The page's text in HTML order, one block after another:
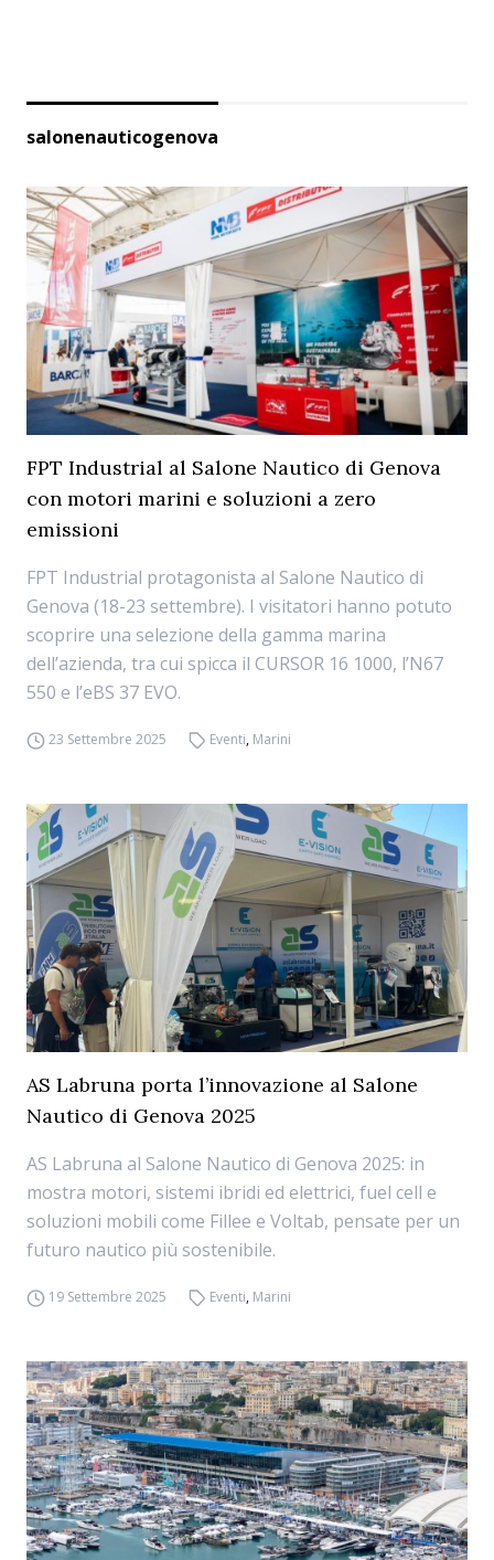
salonenauticogenova
FPT Industrial al Salone Nautico di Genova
con motori marini e soluzioni a zero
emissioni
FPT Industrial protagonista al Salone Nautico di
Genova (18-23 settembre). I visitatori hanno potuto
scoprire una selezione della gamma marina
dell’azienda, tra cui spicca il CURSOR 16 1000, l’N67
550 e l’eBS 37 EVO.
23 Settembre 2025 Eventi, Marini
AS Labruna porta l’innovazione al Salone
Nautico di Genova 2025
AS Labruna al Salone Nautico di Genova 2025: in
mostra motori, sistemi ibridi ed elettrici, fuel cell e
soluzioni mobili come Fillee e Voltab, pensate per un
futuro nautico più sostenibile.
19 Settembre 2025 Eventi, Marini